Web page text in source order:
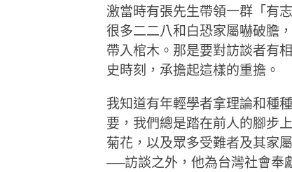
激當時有張先生帶領一群「有
很多二二八和白恐家屬嚇破膽
帶入棺木。那是要對訪談者有
史時刻，承擔起這樣的重擔。
我知道有年輕學者拿理論和種
要，我們總是踏在前人的腳步
菊花，以及眾多受難者及其家
──訪談之外，他為台灣社會奉